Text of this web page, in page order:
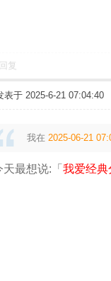
回复
表于 2025-6-21 07:04:40
我在 2025-06-21
天最想说:「 我爱经典